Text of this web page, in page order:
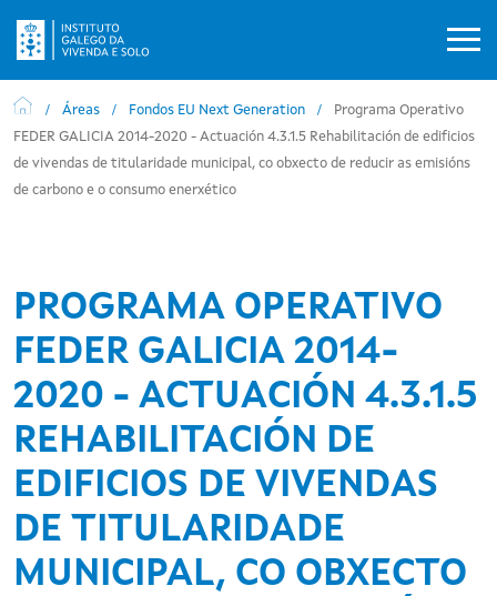
Áreas Fondos EU Next Generation
Programa Operativo
FEDER GALICIA 2014-2020 - Actuación 4.3.1.5 Rehabilitación de edificios
de vivendas de titularidade municipal, co obxecto de reducir as emisións
de carbono e o consumo enerxético
PROGRAMA OPERATIVO
FEDER GALICIA 2014-
2020 - ACTUACIÓN 4.3.1.5
REHABILITACIÓN DE
EDIFICIOS DE VIVENDAS
DE TITULARIDADE
MUNICIPAL, CO OBXECTO